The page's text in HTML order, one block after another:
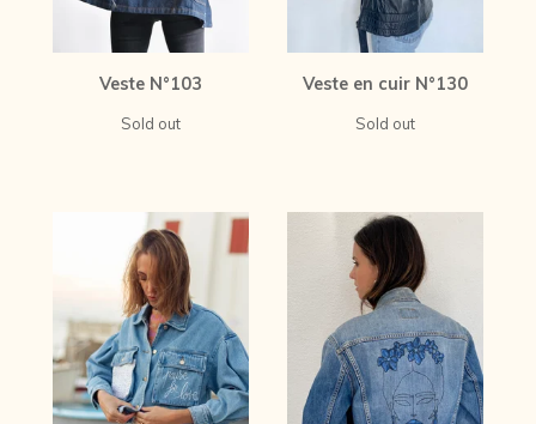
Veste N°103
Sold out
Veste en cuir N°130
Sold out